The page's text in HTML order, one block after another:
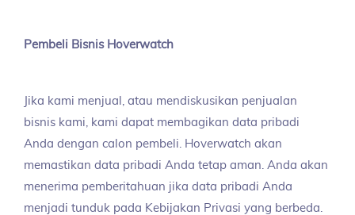
Pembeli Bisnis Hoverwatch
Jika kami menjual, atau mendiskusikan penjualan
bisnis kami, kami dapat membagikan data pribadi
Anda dengan calon pembeli. Hoverwatch akan
memastikan data pribadi Anda tetap aman. Anda akan
menerima pemberitahuan jika data pribadi Anda
menjadi tunduk pada Kebijakan Privasi yang berbeda.